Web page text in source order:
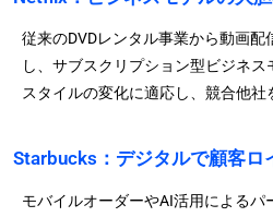
従来のDVDレンタル事業から動画
し、サブスクリプション型ビジネ
スタイルの変化に適応し、競合他社
Starbucks：デジタルで顧客ロ
モバイルオーダーやAI活用によるパ